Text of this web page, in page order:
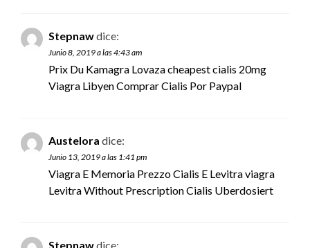
Stepnawdice:
Junio 8, 2019 a las 4:43 am
Prix Du Kamagra Lovazacheapest cialis 20mg
Viagra Libyen Comprar Cialis Por Paypal
Austelora dice:
Junio 13, 2019 a las 1:41 pm
Viagra E Memoria Prezzo Cialis E Levitraviagra
Levitra Without Prescription Cialis Uberdosiert
Stepnawdice: